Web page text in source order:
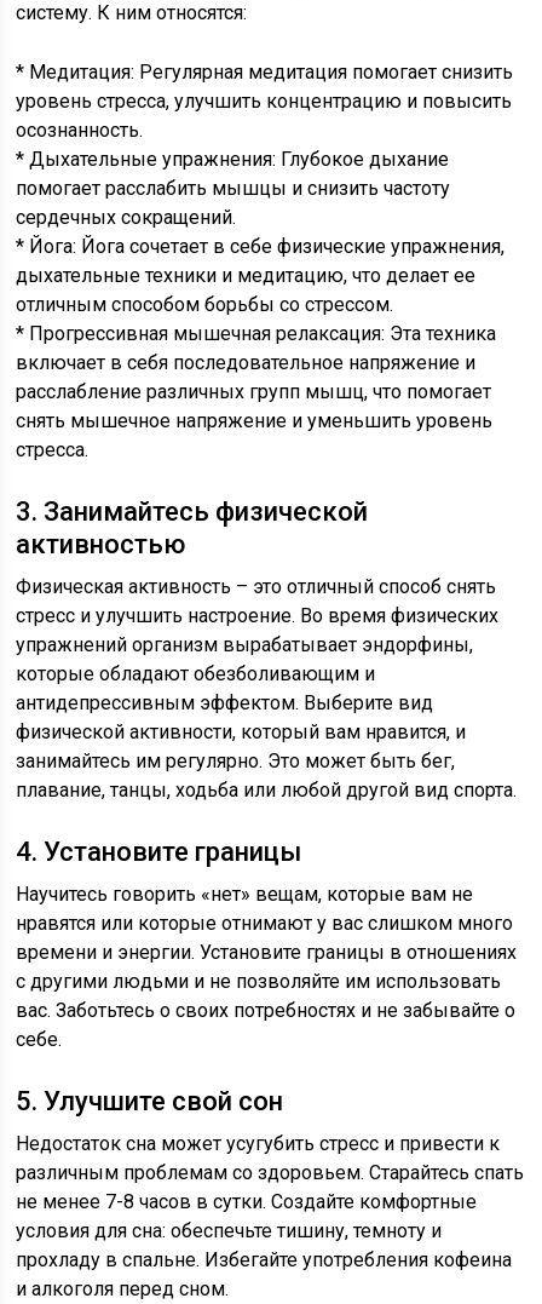
систему. К ним относятся:
* Медитация: Регулярная медитация помогает снизить
уровень стресса, улучшить концентрацию и повысить
осознанность.
* Дыхательные упражнения: Глубокое дыхание
помогает расслабить мышцы и снизить частоту
сердечных сокращений.
* Йога: Йога сочетает в себе физические упражнения,
дыхательные техники и медитацию, что делает ее
отличным способом борьбы со стрессом.
* Прогрессивная мышечная релаксация: Эта техника
включает в себя последовательное напряжение и
расслабление различных групп мышц, что помогает
снять мышечное напряжение и уменьшить уровень
стресса.
3. Занимайтесь физической
активностью
Физическая активность – это отличный способ снять
стресс и улучшить настроение. Во время физических
упражнений организм вырабатывает эндорфины,
которые обладают обезболивающим и
антидепрессивным эффектом. Выберите вид
физической активности, который вам нравится, и
занимайтесь им регулярно. Это может быть бег,
плавание, танцы, ходьба или любой другой вид спорта.
4. Установите границы
Научитесь говорить «нет» вещам, которые вам не
нравятся или которые отнимают у вас слишком много
времени и энергии. Установите границы в отношениях
с другими людьми и не позволяйте им использовать
вас. Заботьтесь о своих потребностях и не забывайте о
себе.
5. Улучшите свой сон
Недостаток сна может усугубить стресс и привести к
различным проблемам со здоровьем. Старайтесь спать
не менее 7-8 часов в сутки. Создайте комфортные
условия для сна: обеспечьте тишину, темноту и
прохладу в спальне. Избегайте употребления кофеина
и алкоголя перед сном.